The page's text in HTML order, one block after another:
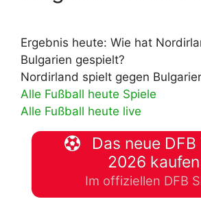
Ergebnis heute: Wie hat
Bulgarien gespielt?
Nordirland spielt gegen
Alle Fußball heute Spiele
Alle Fußball heute live
Das neue
2026 kaufen
Im offiziellen DFB